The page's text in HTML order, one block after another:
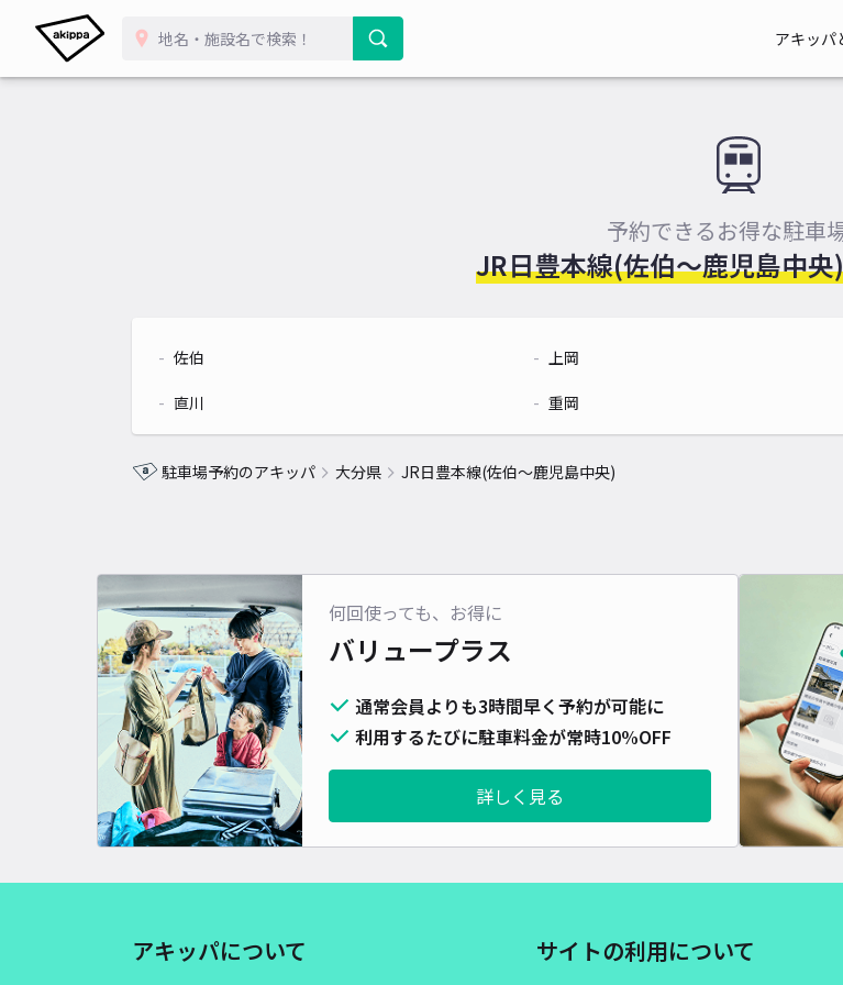
アキッパ
予約できるお得な駐車
JR日豊本線(佐伯～鹿児島中央
佐伯 上岡
直川 重岡
駐車場予約のアキッパ 大分県 JR日豊本線(佐伯～鹿児島中央)
何回使っても、お得に
バリュープラス
通常会員よりも3時間早く予約が可能に
利用するたびに駐車料金が常時10%OFF
詳しく見る
アキッパについて サイトの利用について